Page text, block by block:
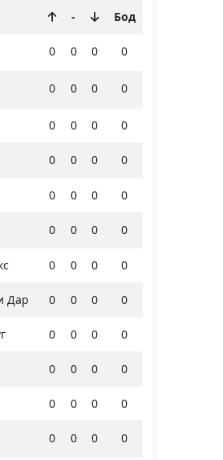
- Бод
0 0 0 0
0 0 0 0
0 0 0 0
0 0 0 0
0 0 0 0
0 0 0 0
0 0 0 0
Дар 0 0 0 0
0 0 0 0
0 0 0 0
0 0 0 0
0 0 0 0